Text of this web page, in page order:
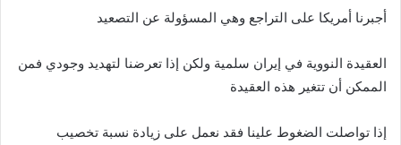
أجبرنا أمريكا على التراجع وهي المسؤولة عن التصعيد
العقيدة النووية في إيران سلمية ولكن إذا تعرضنا لتهديد وجودي فمن
الممكن أن تتغير هذه العقيدة
إذا تواصلت الضغوط علينا فقد نعمل على زيادة نسبة تخصيب